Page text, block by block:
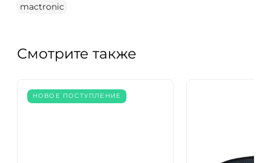
mactronic
Смотрите также
НОВОЕ ПОСТУПЛЕНИЕ